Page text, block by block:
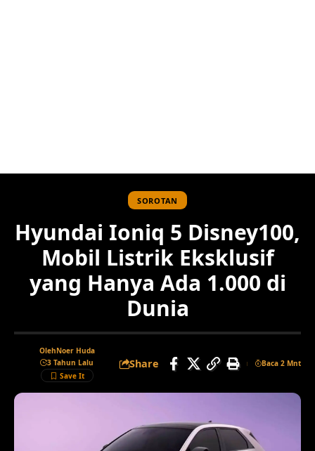
SOROTAN
Hyundai Ioniq 5 Disney100,
Mobil Listrik Eksklusif
yang Hanya Ada 1.000 di
Dunia
OlehNoer Huda
3 Tahun Lalu
Share Baca 2 Mnt